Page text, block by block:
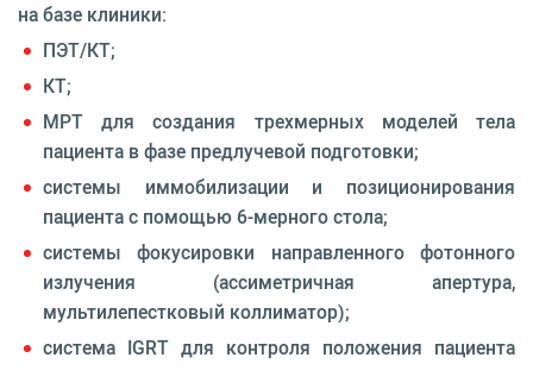
на базе клиники:
ПЭТ/КТ;
КТ;
МРТ для создания трехмерных моделей тела
пациента в фазе предлучевой подготовки;
системы иммобилизации и позиционирования
пациента с помощью 6-мерного стола;
системы фокусировки направленного фотонного
излучения (ассиметричная апертура,
мультилепестковый коллиматор);
система IGRT для контроля положения пациента